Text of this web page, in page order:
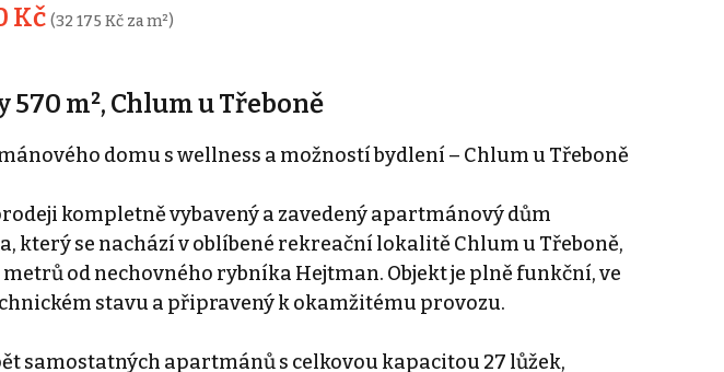
Kč (32 175 Kč za m²)
570 m², Chlum u Třeboně
domu s wellness a možností bydlení – Chlum u Třeboně
kompletně vybavený a zavedený apartmánový dům
který se nachází v oblíbené rekreační lokalitě Chlum u Třeboně,
od nechovného rybníka Hejtman. Objekt je plně funkční, ve
stavu a připravený k okamžitému provozu.
samostatných apartmánů s celkovou kapacitou 27 lůžek,